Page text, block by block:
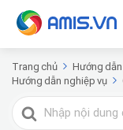
Trang chủ
Hướng
Hướng dẫn nghiệp vụ
Tìm
kiếm